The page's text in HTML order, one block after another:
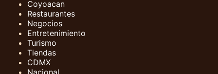
Coyoacan
Restaurantes
Negocios
Entretenimiento
Turismo
Tiendas
CDMX
Nacional